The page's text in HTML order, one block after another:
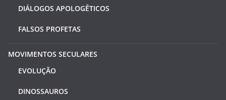
DIÁLOGOS APOLOGÊTICOS
FALSOS PROFETAS
MOVIMENTOS SECULARES
EVOLUÇÃO
DINOSSAUROS